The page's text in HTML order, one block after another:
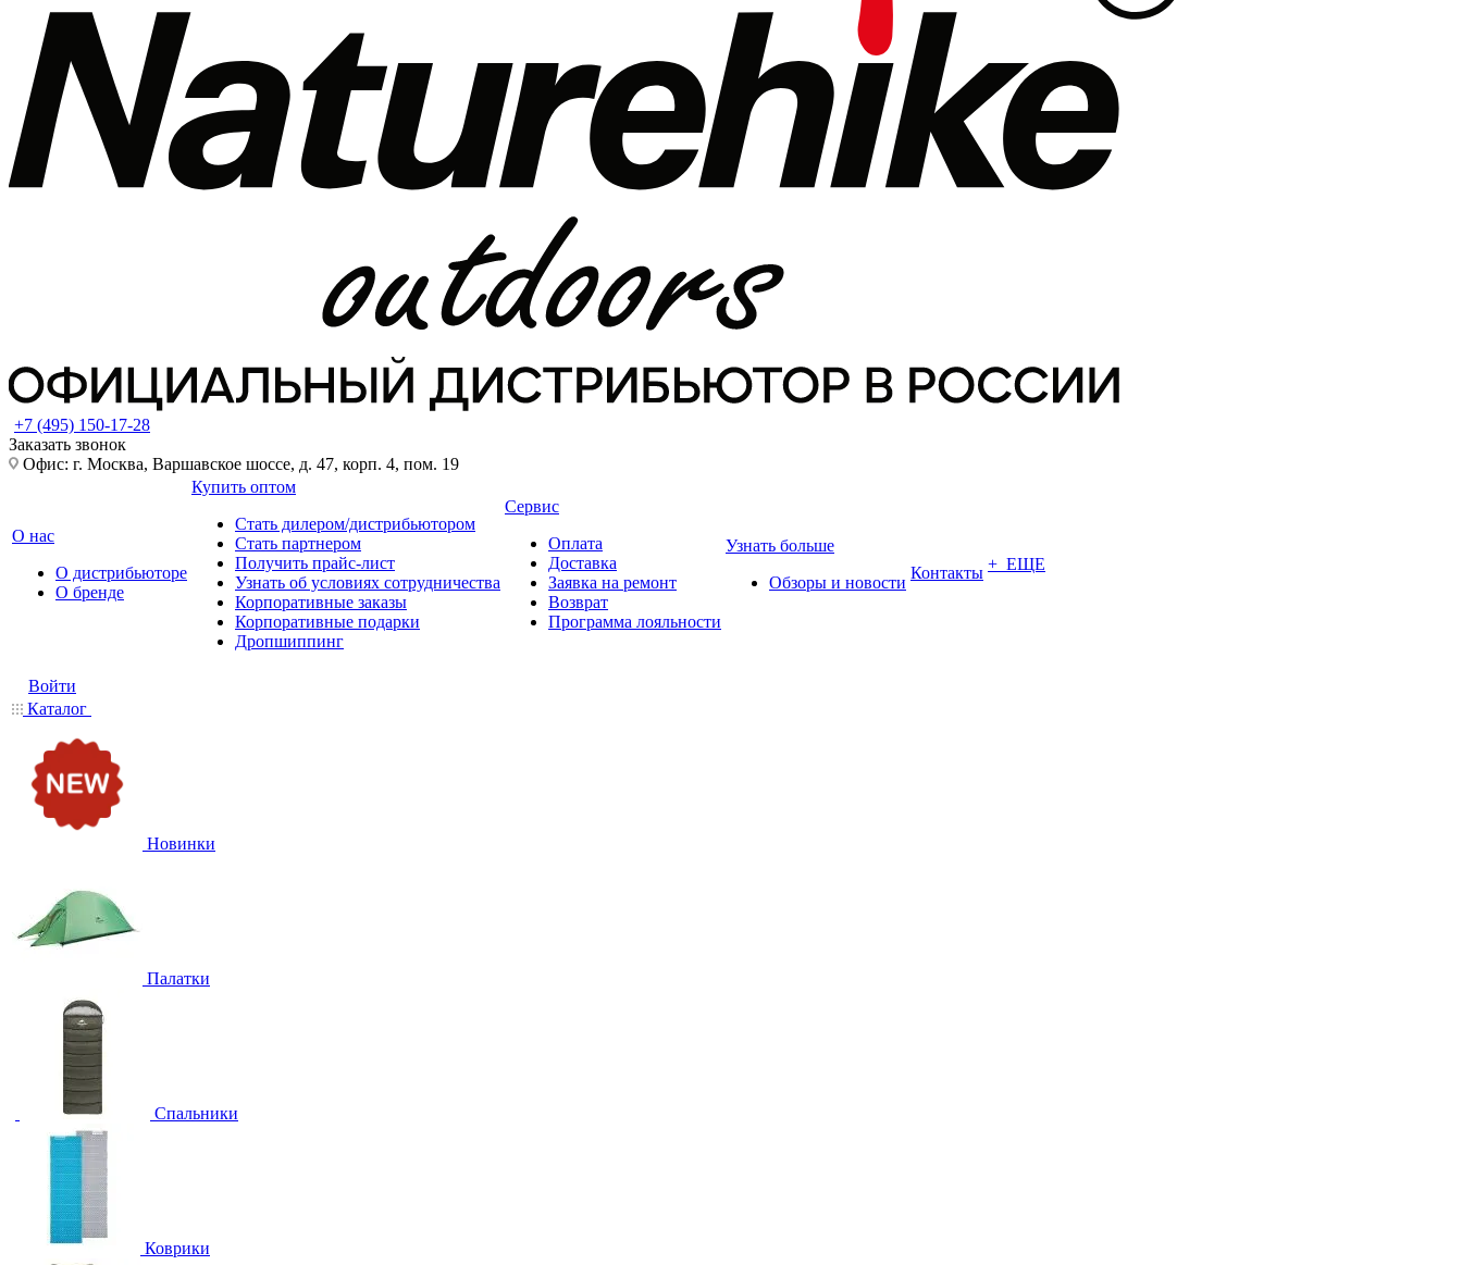
+7 (495) 150-17-28
Заказать звонок
Офис: г. Москва, Варшавское шоссе, д. 47, корп. 4, пом. 19
О нас
О дистрибьюторе
О бренде
Купить оптом
Стать дилером/дистрибьютором
Стать партнером
Получить прайс-лист
Узнать об условиях сотрудничества
Корпоративные заказы
Корпоративные подарки
Дропшиппинг
Сервис
Оплата
Доставка
Заявка на ремонт
Возврат
Программа лояльности
Узнать больше
Обзоры и новости
Контакты + ЕЩЕ
Войти
Каталог
Новинки
Палатки
Спальники
Коврики